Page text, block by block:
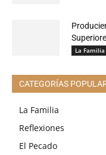
La Familia
CATEGORÍAS
La Familia
Reflexiones
El Pecado